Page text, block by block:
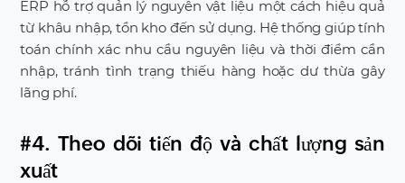
ERP hỗ trợ quản lý nguyên vật liệu một cách hiệu quả
từ khâu nhập, tồn kho đến sử dụng. Hệ thống giúp tính
toán chính xác nhu cầu nguyên liệu và thời điểm cần
nhập, tránh tình trạng thiếu hàng hoặc dư thừa gây
lãng phí.
#4. Theo dõi tiến độ và chất lượng sản
xuất